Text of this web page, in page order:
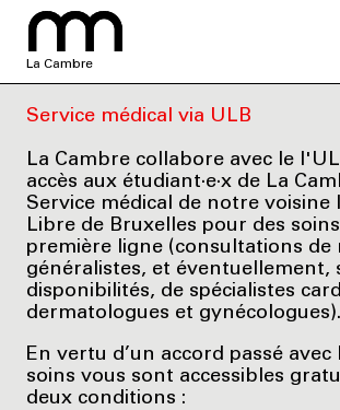
La Cambre
Service médical via ULB
La Cambre collabore avec le
accès aux étudiant·e·x de La
Service médical de notre voisine
Libre de Bruxelles pour des
première ligne (consultations de
généralistes, et éventuellement,
disponibilités, de spécialistes
dermatologues et gynécologues).
En vertu d’un accord passé avec
soins vous sont accessibles
deux conditions :